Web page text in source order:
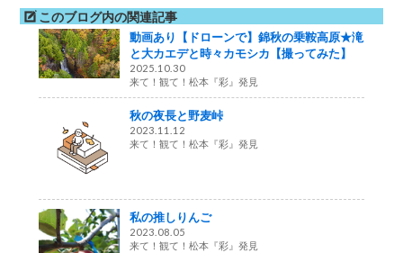
このブログ内の関連記事
動画あり【ドローンで】錦秋の乗鞍高原★滝
と大カエデと時々カモシカ【撮ってみた】
2025.10.30
来て！観て！松本『彩』発見
秋の夜長と野麦峠
2023.11.12
来て！観て！松本『彩』発見
私の推しりんご
2023.08.05
来て！観て！松本『彩』発見